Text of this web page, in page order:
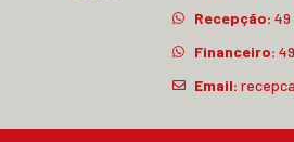
Recepção: 49
Financeiro:
Email: